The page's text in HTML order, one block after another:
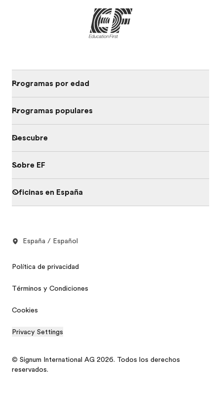
Programas por edad
Programas populares
Descubre
Sobre EF
Oficinas en España
España / Español
Política de privacidad
Términos y Condiciones
Cookies
Privacy Settings
© Signum International AG 2026. Todos los derechos
reservados.